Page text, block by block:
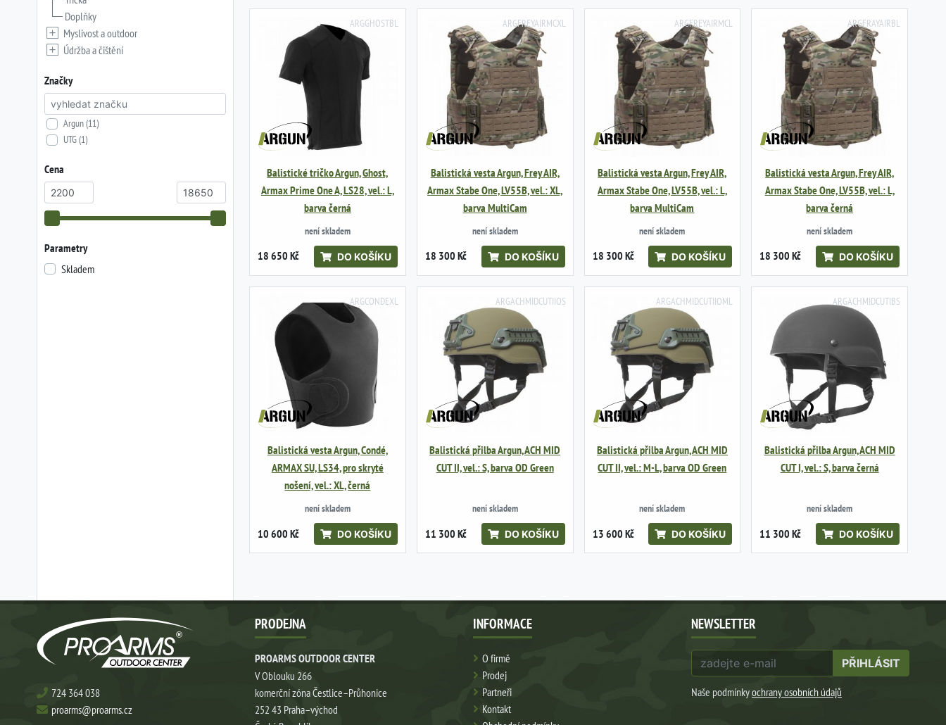
ARGGHOSTBL
Balistické tričko Argun, Ghost,
Armax Prime One A, LS28, vel.: L,
barva černá
není skladem
18 650 Kč DO KOŠÍKU
ARGFREYAIRMCXL
Balistická vesta Argun, Frey AIR,
Armax Stabe One, LV55B, vel.: XL,
barva MultiCam
není skladem
18 300 Kč DO KOŠÍKU
ARGFREYAIRMCL
Balistická vesta Argun, Frey AIR,
Armax Stabe One, LV55B, vel.: L,
barva MultiCam
není skladem
18 300 Kč DO KOŠÍKU
ARGFRAYAIRBL
Balistická vesta Argun, Frey AIR,
Armax Stabe One, LV55B, vel.: L,
barva černá
není skladem
18 300 Kč DO KOŠÍKU
ARGCONDEXL
Balistická vesta Argun, Condé,
ARMAX SU, LS34, pro skryté
nošení, vel.: XL, černá
není skladem
10 600 Kč DO KOŠÍKU
ARGACHMIDCUTIIOS
Balistická přilba Argun, ACH MID
CUT II, vel.: S, barva OD Green
není skladem
11 300 Kč DO KOŠÍKU
ARGACHMIDCUTIIOML
Balistická přilba Argun, ACH MID
CUT II, vel.: M-L, barva OD Green
není skladem
13 600 Kč DO KOŠÍKU
ARGACHMIDCUTIBS
Balistická přilba Argun, ACH MID
CUT I, vel.: S, barva černá
není skladem
11 300 Kč DO KOŠÍKU
Doplňky
Myslivost a outdoor
Údržba a čištění
Značky
Argun (11)
UTG (1)
Cena
Parametry
Skladem
724 364 038
proarms@proarms.cz
PRODEJNA
PROARMS OUTDOOR CENTER
V Oblouku 266
komerční zóna Čestlice–Průhonice
252 43 Praha–východ
INFORMACE
O firmě
Prodej
Partneři
Kontakt
NEWSLETTER
PŘIHLÁSIT
Naše podmínkyochrany osobních údajů